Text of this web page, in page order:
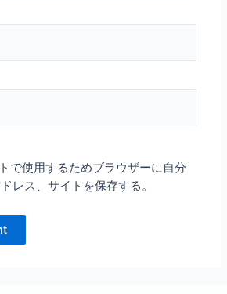
で使用するためブラウザーに自分
レス、サイトを保存する。